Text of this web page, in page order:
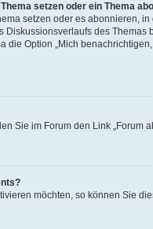
setzen oder ein Thema
setzen oder es abonnieren,
Diskussionsverlaufs des Themas
die Option „Mich
Sie im Forum den Link „Forum
möchten, so können Sie